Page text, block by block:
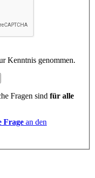
Kenntnis genommen.
Fragen sind für alle
Frage an den